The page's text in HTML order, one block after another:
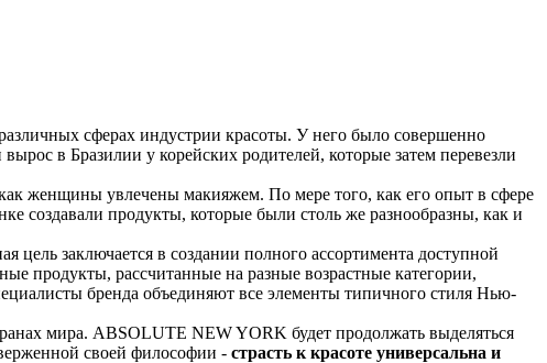
сферах индустрии красоты. У него было совершенно
в Бразилии у корейских родителей, которые затем перевезли
женщины увлечены макияжем. По мере того, как его опыт в сфере
создавали продукты, которые были столь же разнообразны, как и
заключается в создании полного ассортимента доступной
продукты, рассчитанные на разные возрастные категории,
бренда объединяют все элементы типичного стиля Нью-
мира. ABSOLUTE NEW YORK будет продолжать выделяться
своей философии - страсть к красоте универсальна и